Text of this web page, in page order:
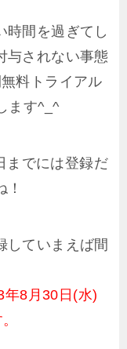
時間を過ぎてし
与されない事態
料トライアル
ます^_^
までには登録だ
していまえば間
8月30日(水)